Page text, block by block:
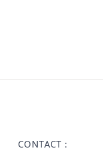
CONTACT :